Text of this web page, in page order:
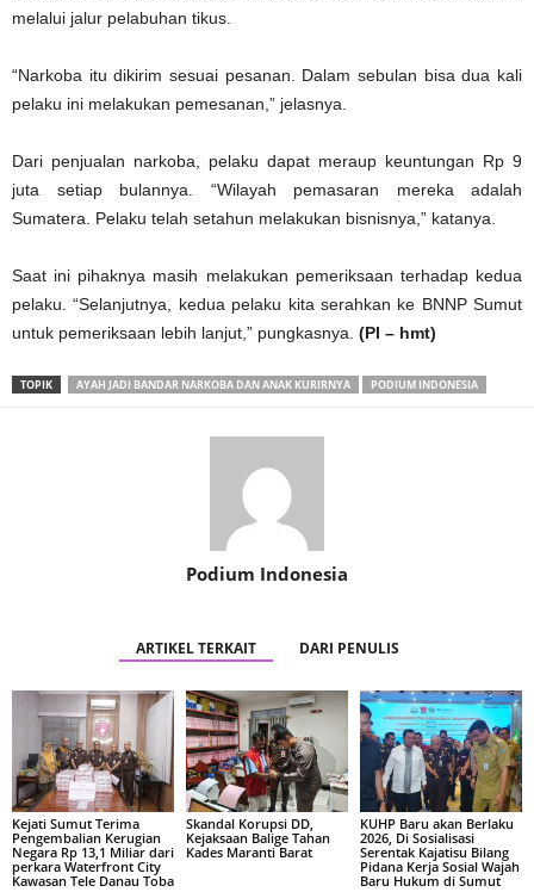
melalui jalur pelabuhan tikus.
“Narkoba itu dikirim sesuai pesanan. Dalam sebulan bisa dua kali
pelaku ini melakukan pemesanan,” jelasnya.
Dari penjualan narkoba, pelaku dapat meraup keuntungan Rp 9
juta setiap bulannya. “Wilayah pemasaran mereka adalah
Sumatera. Pelaku telah setahun melakukan bisnisnya,” katanya.
Saat ini pihaknya masih melakukan pemeriksaan terhadap kedua
pelaku. “Selanjutnya, kedua pelaku kita serahkan ke BNNP Sumut
untuk pemeriksaan lebih lanjut,” pungkasnya. (PI – hmt)
TOPIK AYAH JADI BANDAR NARKOBA DAN ANAK KURIRNYA PODIUM INDONESIA
Podium Indonesia
ARTIKEL TERKAIT DARI PENULIS
Kejati Sumut Terima
Pengembalian Kerugian
Negara Rp 13,1 Miliar dari
perkara Waterfront City
Kawasan Tele Danau Toba
Skandal Korupsi DD,
Kejaksaan Balige Tahan
Kades Maranti Barat
KUHP Baru akan Berlaku
2026, Di Sosialisasi
Serentak Kajatisu Bilang
Pidana Kerja Sosial Wajah
Baru Hukum di Sumut